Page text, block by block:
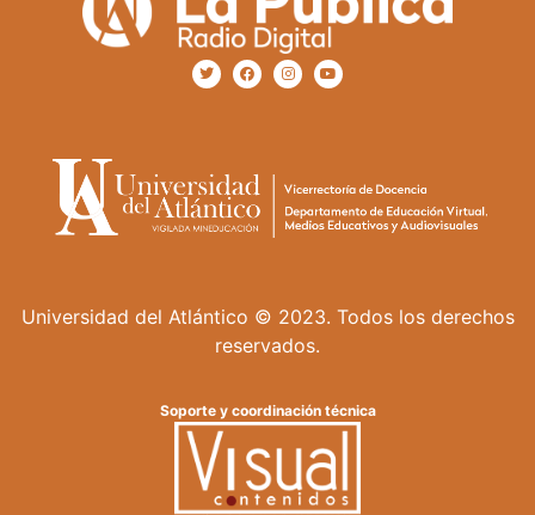
Universidad del Atlántico © 2023. Todos los derechos
reservados.
Soporte y coordinación técnica